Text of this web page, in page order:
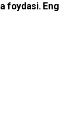
foydasi. Eng